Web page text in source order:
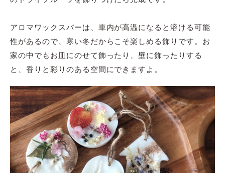
アロマワックスバーは、車内が高温になると溶ける可能
性があるので、寒い冬だからこそ楽しめる飾りです。お
家の中でもお皿にのせて飾ったり、壁に飾ったりする
と、香りと彩りのある空間にできますよ。